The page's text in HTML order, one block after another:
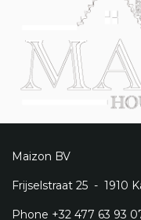
Maizon BV
Frijselstraat 25 - 1910
Phone +32 477 63 93